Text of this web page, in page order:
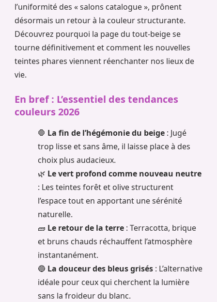
l’uniformité des « salons catalogue », prônent
désormais un retour à la couleur structurante.
Découvrez pourquoi la page du tout-beige se
tourne définitivement et comment les nouvelles
teintes phares viennent réenchanter nos lieux de
vie.
En bref : L’essentiel des tendances
couleurs 2026
🛑 La fin de l’hégémonie du beige : Jugé
trop lisse et sans âme, il laisse place à des
choix plus audacieux.
🌿 Le vert profond comme nouveau neutre
: Les teintes forêt et olive structurent
l’espace tout en apportant une sérénité
naturelle.
🧱 Le retour de la terre : Terracotta, brique
et bruns chauds réchauffent l’atmosphère
instantanément.
🔵 La douceur des bleus grisés : L’alternative
idéale pour ceux qui cherchent la lumière
sans la froideur du blanc.